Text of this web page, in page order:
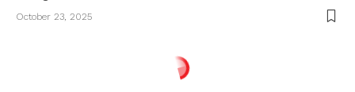
October 23, 2025